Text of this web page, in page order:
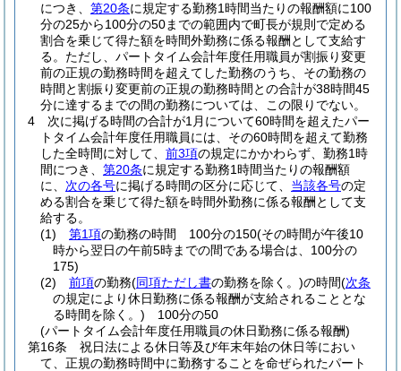
につき、 第20条に規定する勤務1時間当たりの報酬額に100
分の25から100分の50までの範囲内で町長が規則で定める
割合を乗じて得た額を時間外勤務に係る報酬として支給す
る。 ただし、パートタイム会計年度任用職員が割振り変更
前の正規の勤務時間を超えてした勤務のうち、その勤務の
時間と割振り変更前の正規の勤務時間との合計が38時間45
分に達するまでの間の勤務については、この限りでない。
4
次に掲げる時間の合計が1月について60時間を超えたパー
トタイム会計年度任用職員には、その60時間を超えて勤務
した全時間に対して、 前3項の規定にかかわらず、勤務1時
間につき、 第20条に規定する勤務1時間当たりの報酬額
に、 次の各号に掲げる時間の区分に応じて、 当該各号の定
める割合を乗じて得た額を時間外勤務に係る報酬として支
給する。
(1)
第1項の勤務の時間 100分の150(その時間が午後10
時から翌日の午前5時までの間である場合は、100分の
175)
(2)
前項の勤務(同項ただし書の勤務を除く。)の時間(次条
の規定により休日勤務に係る報酬が支給されることとな
る時間を除く。) 100分の50
(パートタイム会計年度任用職員の休日勤務に係る報酬)
第16条
祝日法による休日等及び年末年始の休日等におい
て、正規の勤務時間中に勤務することを命ぜられたパート